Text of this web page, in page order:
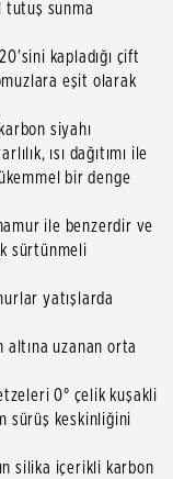
sunma
kapladığı çift
eşit olarak
siyahı
ısı dağıtımı ile
bir denge
ile benzerdir ve
sürtünmeli
yatışlarda
altına uzanan orta
0° çelik kuşakli
sürüş keskinliğini
silika içerikli karbon